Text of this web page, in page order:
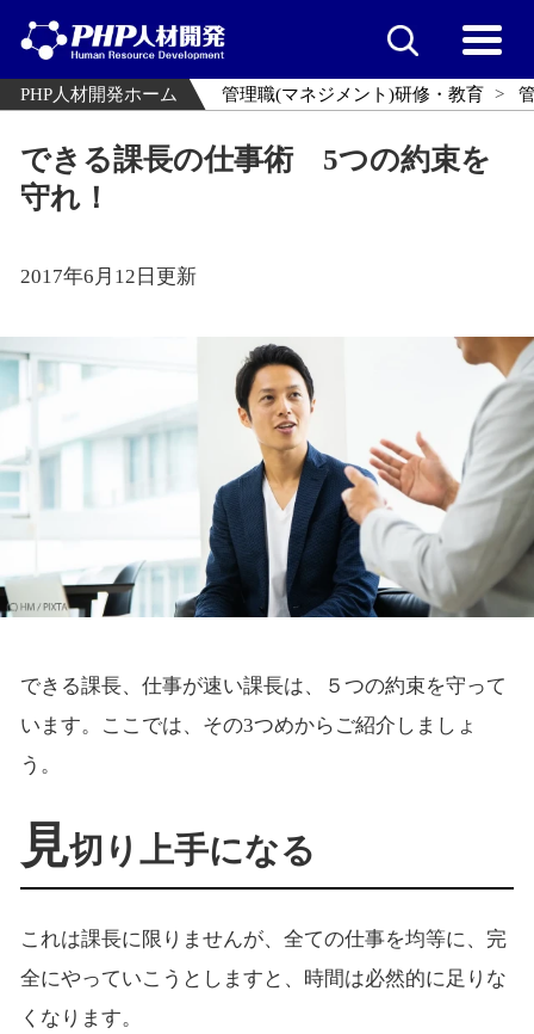
PHP人材開発ホーム 管理職(マネジメント)研修・教育
できる課長の仕事術 5つの約束を
守れ！
2017年6月12日更新
できる課長、仕事が速い課長は、５つの約束を守って
います。ここでは、その3つめからご紹介しましょ
う。
見切り上手になる
これは課長に限りませんが、全ての仕事を均等に、完
全にやっていこうとしますと、時間は必然的に足りな
くなります。